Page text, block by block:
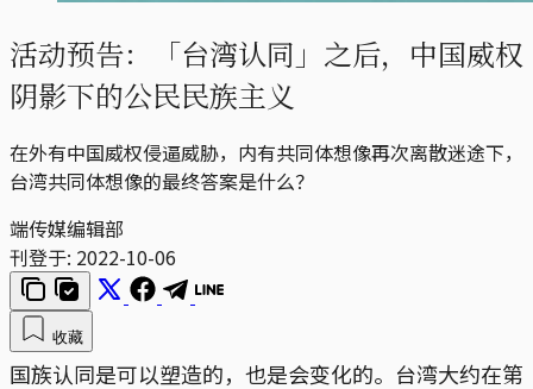
活动预告：「台湾认同」之后，中国威权
阴影下的公民民族主义
在外有中国威权侵逼威胁，内有共同体想像再次离散迷途下，
台湾共同体想像的最终答案是什么？
端传媒编辑部
刊登于: 2022-10-06
收藏
国族认同是可以塑造的，也是会变化的。台湾大约在第